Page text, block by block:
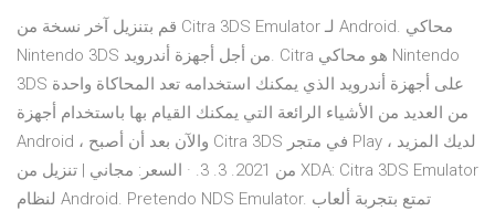
قم بتنزيل آخر نسخة من Citra 3DS Emulator لـ Android. محاكي
Nintendo 3DS من أجل أجهزة أندرويد. Citra هو محاكي Nintendo
3DS على أجهزة أندرويد الذي يمكنك استخدامه تعد المحاكاة واحدة
من العديد من الأشياء الرائعة التي يمكنك القيام بها باستخدام أجهزة
Android ، والآن بعد أن أصبح Citra 3DS في متجر Play ، لديك المزيد
من 2021. 3. 3. · السعر: مجاني | تنزيل من XDA: Citra 3DS Emulator
لنظام Android. Pretendo NDS Emulator. تمتع بتجربة ألعاب